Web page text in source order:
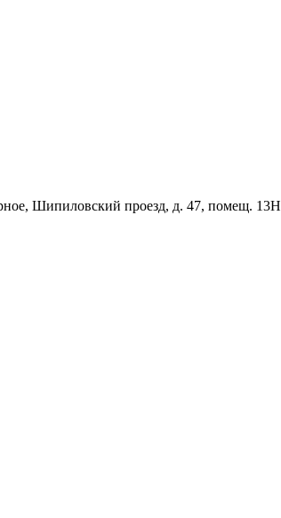
Шипиловский проезд, д. 47, помещ. 13Н